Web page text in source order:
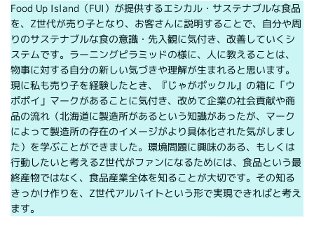
Food Up Island（FUI）が提供するエシカル・サステナブルな食品
を、Z世代が売り子となり、お客さんに説明することで、自分や周
りのサステナブルな食の意識・先入観に気付き、改善していくシ
ステムです。ラーニングピラミッドの様に、人に教えることは、
物事に対する自分の新しい気づきや理解が生まれると思います。
現に私も売り子を経験したとき、『じゃがポックル』の箱に「ウ
ポポイ」マークがあることに気付き、改めて企業の社会貢献や商
品の流れ（北海道に製造所があるという知識があったが、マーク
によって製造所の存在のイメージがより具体化された気がしまし
た）を学ぶことができました。環境問題に興味のある、もしくは
行動したいと考えるZ世代がファンになるためには、食品という最
終産物ではなく、食品産業全体を知ることが大切です。その知る
きっかけ作りを、Z世代アルバイトという形で実現できればと考え
ます。